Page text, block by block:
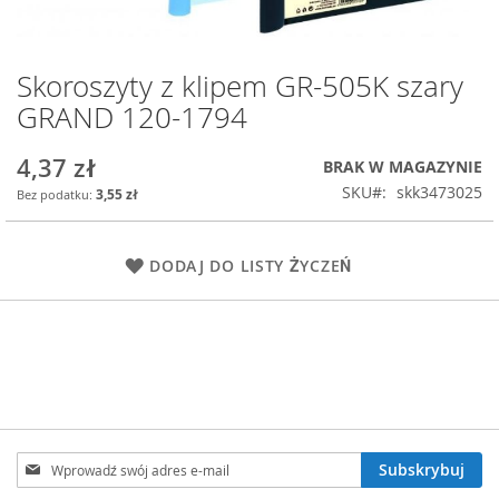
Przejdź
na
początek
Skoroszyty z klipem GR-505K szary
GRAND 120-1794
4,37 zł
3,55 zł
BRAK W MAGAZYNIE
SKU
skk3473025
DODAJ DO LISTY ŻYCZEŃ
Subskrybuj
nasz
Subskrybuj